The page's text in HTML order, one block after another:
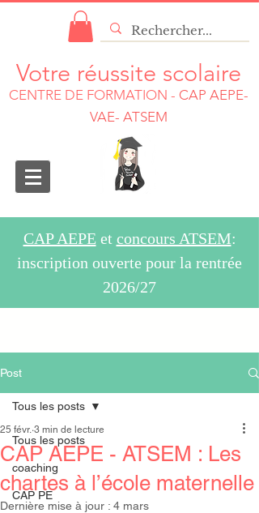
Votre réussite scolaire
CENTRE DE FORMATION - CAP AEPE-
VAE- ATSEM
CAP AEPEet concours ATSEM:
inscription ouverte pour la rentrée
2026/27
Post
Tous les posts
coaching
CAP PE
Tous les posts
CAP AEPE - ATSEM : Les
chartes à l’école maternelle
25 févr. 3 min de lecture
Dernière mise à jour : 4 mars